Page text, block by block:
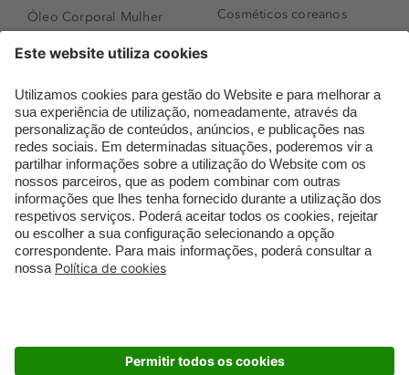
Óleo Corporal Mulher
Sérum de Rosto
Body mist & Spray
corporal
Produtos para Cabelo
Homem
Espuma de Limpeza
Facial
Dermocosmética
Cosméticos coreanos
Perfumes árabes
Novidades
Melhores Perfumes
Femininos
TOP 10: Perfumes
Masculinos
Pestanas Postiças
Creme Rosto Homem
Embalagens Sustentáveis